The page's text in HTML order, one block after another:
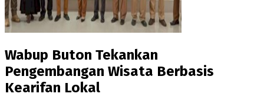
Wabup Buton Tekankan
Pengembangan Wisata Berbasis
Kearifan Lokal